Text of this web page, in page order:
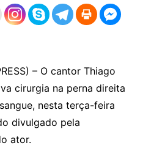
– O cantor Thiago
cirurgia na perna direita
nesta terça-feira
divulgado pela
ator.